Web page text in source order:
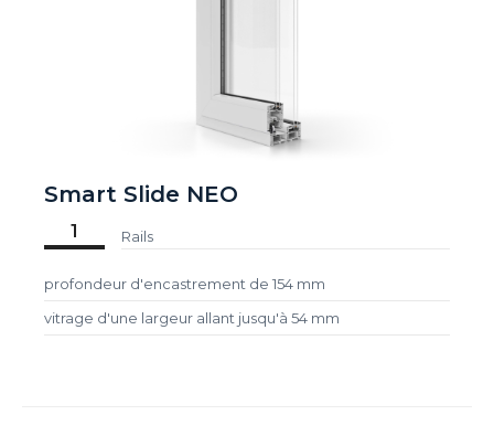
Smart Slide NEO
1 Rails
profondeur d'encastrement de 154 mm
vitrage d'une largeur allant jusqu'à 54 mm